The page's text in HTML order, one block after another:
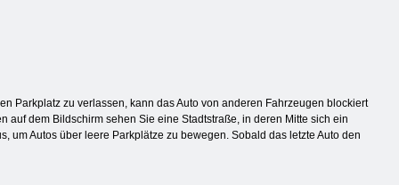
Parkplatz zu verlassen, kann das Auto von anderen Fahrzeugen blockiert
dem Bildschirm sehen Sie eine Stadtstraße, in deren Mitte sich ein
um Autos über leere Parkplätze zu bewegen. Sobald das letzte Auto den